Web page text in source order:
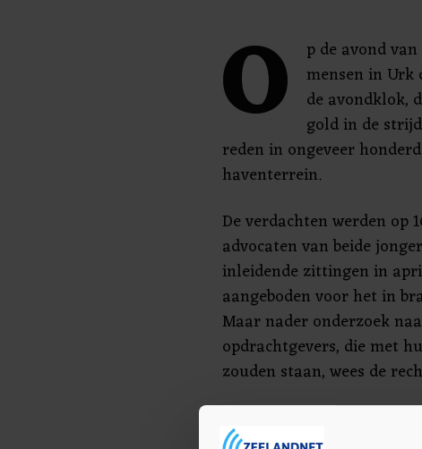
O
p de avond
mensen in
de avondklok,
gold in de
reden in ongeveer
haventerrein.
De verdachten werden op
advocaten van beide
inleidende zittingen in
aangeboden voor het in
Maar nader onderzoek
opdrachtgevers, die met
zouden staan, wees de